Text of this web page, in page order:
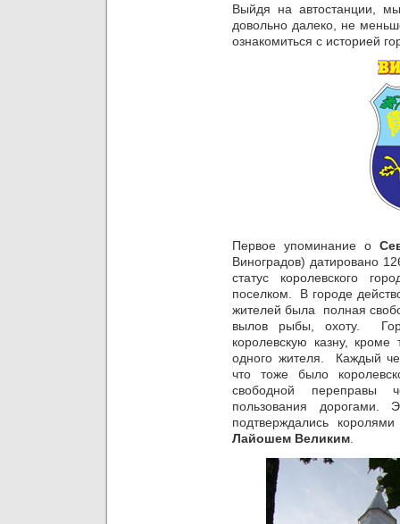
Выйдя на автостанции,
довольно далеко, не
ознакомиться с историей
Первое упоминание о
Виноградов) датировано
статус королевского
поселком. В городе
жителей была полная
вылов рыбы, охоту.
королевскую казну,
одного жителя. Каждый
что тоже было
свободной переправы
пользования дорогами.
подтверждались
Лайошем Великим